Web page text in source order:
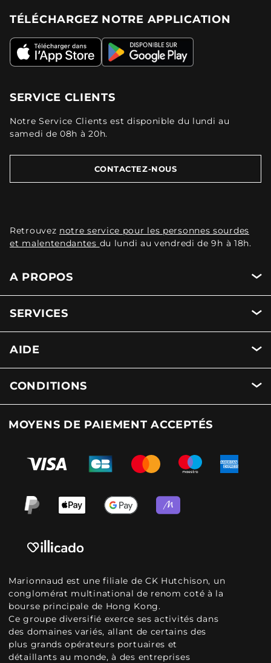
TÉLÉCHARGEZ NOTRE APPLICATION
SERVICE CLIENTS
Notre Service Clients est disponible du lundi au
samedi de 08h à 20h.
CONTACTEZ-NOUS
Retrouvez notre service pour les personnes sourdes
et malentendantes du lundi au vendredi de 9h à 18h.
A PROPOS
SERVICES
AIDE
CONDITIONS
MOYENS DE PAIEMENT ACCEPTÉS
Marionnaud est une filiale de CK Hutchison, un
conglomérat multinational de renom coté à la
bourse principale de Hong Kong.
Ce groupe diversifié exerce ses activités dans
des domaines variés, allant de certains des
plus grands opérateurs portuaires et
détaillants au monde, à des entreprises